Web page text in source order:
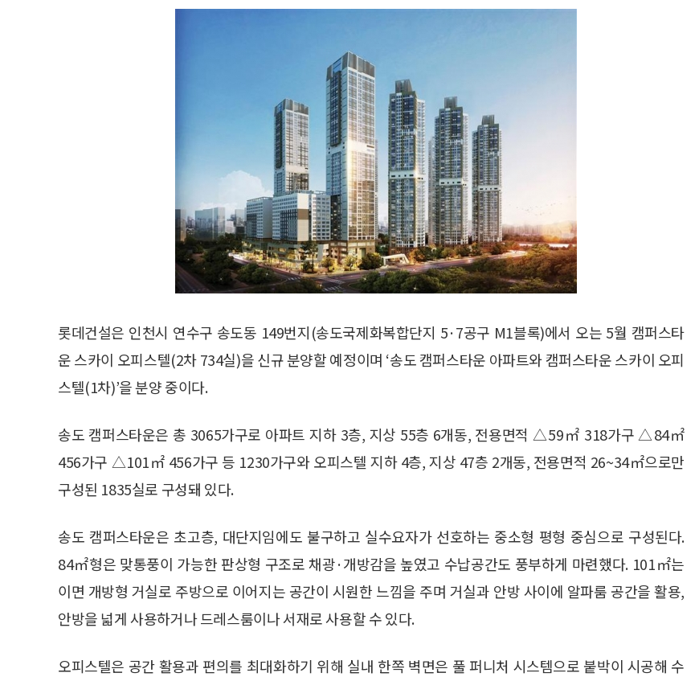
롯데건설은 인천시 연수구 송도동 149번지(송도국제화복합단지 5·7공구 M1블록)에서 오는 5월 캠퍼스타
운 스카이 오피스텔(2차 734실)을 신규 분양할 예정이며 ‘송도 캠퍼스타운 아파트와 캠퍼스타운 스카이 오피
스텔(1차)’을 분양 중이다.
송도 캠퍼스타운은 총 3065가구로 아파트 지하 3층, 지상 55층 6개동, 전용면적 △59㎡ 318가구 △84㎡
456가구 △101㎡ 456가구 등 1230가구와 오피스텔 지하 4층, 지상 47층 2개동, 전용면적 26~34㎡으로만
구성된 1835실로 구성돼 있다.
송도 캠퍼스타운은 초고층, 대단지임에도 불구하고 실수요자가 선호하는 중소형 평형 중심으로 구성된다.
84㎡형은 맞통풍이 가능한 판상형 구조로 채광·개방감을 높였고 수납공간도 풍부하게 마련했다. 101㎡는
이면 개방형 거실로 주방으로 이어지는 공간이 시원한 느낌을 주며 거실과 안방 사이에 알파룸 공간을 활용,
안방을 넓게 사용하거나 드레스룸이나 서재로 사용할 수 있다.
오피스텔은 공간 활용과 편의를 최대화하기 위해 실내 한쪽 벽면은 풀 퍼니처 시스템으로 붙박이 시공해 수